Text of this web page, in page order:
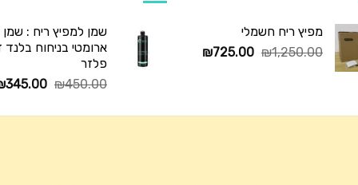
מפיץ ריח חשמלי
₪1,250.00
המחיר
₪725.00
המחיר
שמן למפיץ ריח : שמן
ארומטי בניחוח בלנד
פלזר
₪450.00
המחיר
היה:
345.00